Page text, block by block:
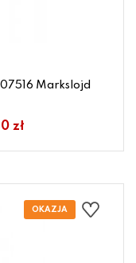
Markslojd
zł